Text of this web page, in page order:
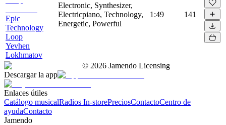
Epic
Technology
Loop
Yevhen
Lokhmatov
Electronic, Synthesizer,
Electricpiano, Technology,
Energetic, Powerful
1:49 141
© 2026 Jamendo Licensing
Descargar la app
Enlaces útiles
Catálogo musicalRadios In-storePreciosContactoCentro de
ayudaContacto
Jamendo